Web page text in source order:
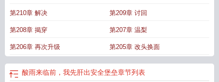
第210章 解决 第209章 讨回
第208章 揭穿 第207章 温梨
第206章 再次升级 第205章 改头换面
酸雨来临前，我先肝出安全堡垒章节列表